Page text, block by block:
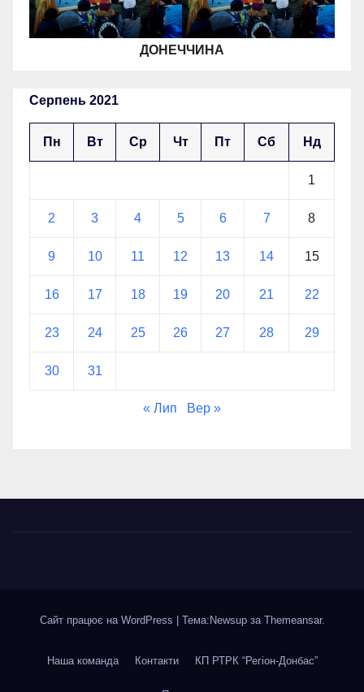
ДОНЕЧЧИНА
Серпень 2021
Пн Вт Ср Чт Пт Сб Нд
1
2 3 4 5 6 7 8
9 10 11 12 13 14 15
16 17 18 19 20 21 22
23 24 25 26 27 28 29
30 31
« Лип Вер »
Сайт працює на WordPress Тема:Newsup за Themeansar.
Наша команда Контакти КП РТРК “Регіон-Донбас”